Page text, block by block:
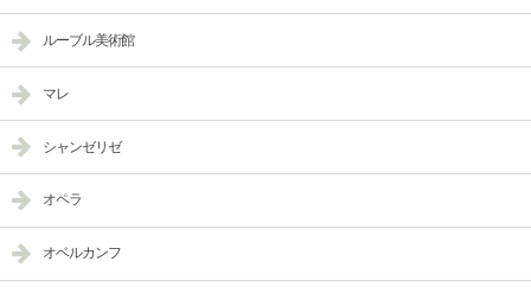
ルーブル美術館
マレ
シャンゼリゼ
オペラ
オベルカンフ